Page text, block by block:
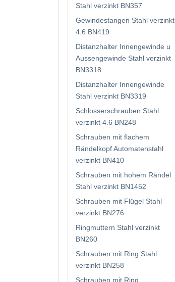
Stahl verzinkt BN357
Gewindestangen Stahl verzinkt
4.6 BN419
Distanzhalter Innengewinde u
Aussengewinde Stahl verzinkt
BN3318
Distanzhalter Innengewinde
Stahl verzinkt BN3319
Schlosserschrauben Stahl
verzinkt 4.6 BN248
Schrauben mit flachem
Rändelkopf Automatenstahl
verzinkt BN410
Schrauben mit hohem Rändel
Stahl verzinkt BN1452
Schrauben mit Flügel Stahl
verzinkt BN276
Ringmuttern Stahl verzinkt
BN260
Schrauben mit Ring Stahl
verzinkt BN258
Schrauben mit Ring